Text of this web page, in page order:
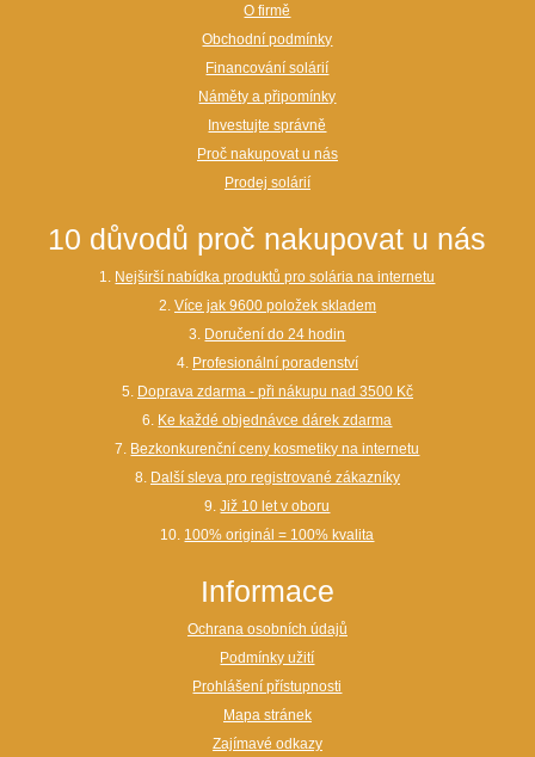
O firmě
Obchodní podmínky
Financování solárií
Náměty a připomínky
Investujte správně
Proč nakupovat u nás
Prodej solárií
10 důvodů proč nakupovat u nás
1. Nejširší nabídka produktů pro solária na internetu
2. Více jak 9600 položek skladem
3. Doručení do 24 hodin
4. Profesionální poradenství
5. Doprava zdarma - při nákupu nad 3500 Kč
6. Ke každé objednávce dárek zdarma
7. Bezkonkurenční ceny kosmetiky na internetu
8. Další sleva pro registrované zákazníky
9.Již 10 let v oboru
10. 100% originál = 100% kvalita
Informace
Ochrana osobních údajů
Podmínky užití
Prohlášení přístupnosti
Mapa stránek
Zajímavé odkazy